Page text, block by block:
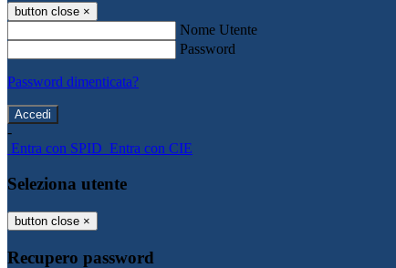
button close ×
Nome Utente
Password
Password dimenticata?
-
Entra con SPID Entra con CIE
Seleziona utente
button close ×
Recupero password